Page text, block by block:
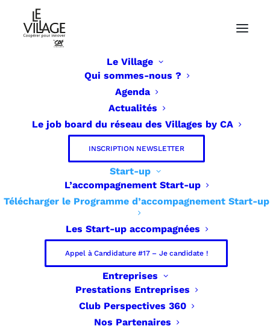
Le Village
Qui sommes-nous ?
Agenda
Actualités
Le job board du réseau des Villages by CA
INSCRIPTION NEWSLETTER
Start-up
L’accompagnement Start-up
Télécharger le Programme d’accompagnement Start-up
Les Start-up accompagnées
Appel à Candidature #17 – Je candidate !
Entreprises
Prestations Entreprises
Club Perspectives 360
Nos Partenaires